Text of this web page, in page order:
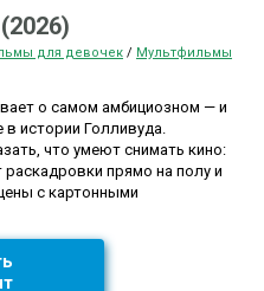
для девочек / Мультфильмы
о самом амбициозном — и
истории Голливуда.
что умеют снимать кино:
прямо на полу и
с картонными